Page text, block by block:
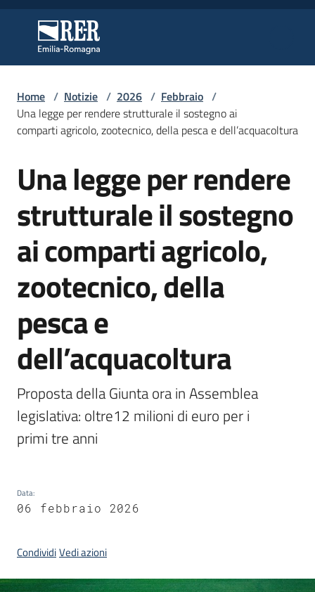
Regione Emilia-Romagna
Regione Emilia-Romagna
Regione
Novità
Servizi
Leggi
Bandi
Argomenti
Campagne
su
Home / Notizie / 2026 / Febbraio /
Una legge per rendere strutturale il sostegno ai
comparti agricolo, zootecnico, della pesca e dell’acquacoltura
Salta al contenuto
Una legge per rendere
strutturale il sostegno
ai comparti agricolo,
zootecnico, della
pesca e
dell’acquacoltura
Proposta della Giunta ora in Assemblea
legislativa: oltre12 milioni di euro per i
primi tre anni
Data:
06 febbraio 2026
CondividiVedi azioni